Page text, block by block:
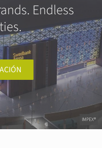
IMPEX®
Endless